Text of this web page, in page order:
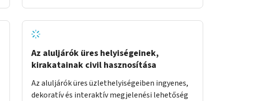
Az aluljárók üres helyiségeinek,
kirakatainak civil hasznosítása
Az aluljárók üres üzlethelyiségeiben ingyenes,
dekoratív és interaktív megjelenési lehetőség